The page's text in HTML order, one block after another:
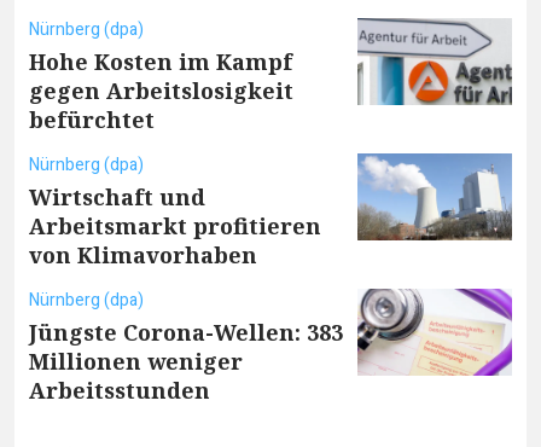
Nürnberg (dpa)
Hohe Kosten im Kampf
gegen Arbeitslosigkeit
befürchtet
Nürnberg (dpa)
Wirtschaft und
Arbeitsmarkt profitieren
von Klimavorhaben
Nürnberg (dpa)
Jüngste Corona-Wellen: 383
Millionen weniger
Arbeitsstunden